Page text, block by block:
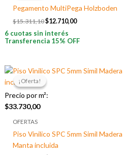
Pegamento MultiPega Holzboden
$15.311,10
$15.311,10.
$12.710,00
$12.710,00.
6 cuotas sin interés
Transferencia 15% OFF
¡Oferta!
Precio por m²:
$33.730,00
¡Oferta!
OFERTAS
Piso Vinilico SPC 5mm Simil
Manta incluida
El
original
era:
El